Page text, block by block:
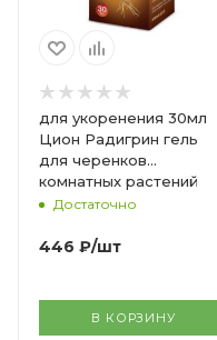
для укоренения 30мл
Цион Радигрин гель
для черенков
комнатных растений
2/12 ЦР
Достаточно
446 ₽/шт
В КОРЗИНУ